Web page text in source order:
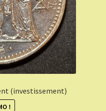
(investissement)
!